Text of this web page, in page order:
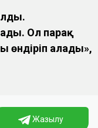
Ол парақ
өндіріп алады»,
Жазылу